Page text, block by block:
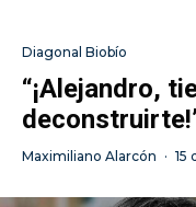
Diagonal Biobío
“¡Alejandro,
Maximiliano Alarcón · 15